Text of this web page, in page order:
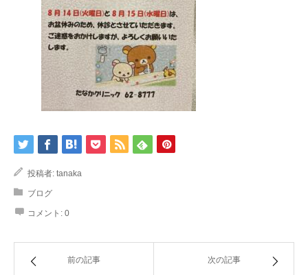
投稿者: tanaka
ブログ
コメント: 0
前の記事 次の記事